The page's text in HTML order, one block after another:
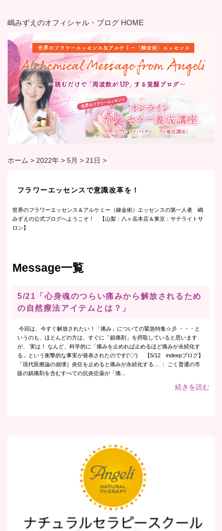
嶋みずえのオフィシャル・ブログ HOME
ホーム > 2022年 > 5月 > 21日 >
フラワーエッセンスで意識改革を！
世界のフラワーエッセンス＆アルケミー（錬金術）エッセンスの第一人者 嶋
みずえの公式ブログへようこそ！ 【山梨：八ヶ岳本店＆東京：サテライトサ
ロン】
Message一覧
5/21「心身魂のつらい痛みから解放されるため
の自然療法アイテムとは？」
今回は、今すぐ解放されたい！「痛み」についての緊急特集☆彡 ・・・と
いうのも、ほとんどの方は、すぐに「鎮痛剤」を摂取していると思います
が、 実は！ なんど、科学的に「痛みを止めれば止めるほど痛みが永続化す
る」という衝撃的な事実が発表されたのです('◇')ゞ 【5/12 indeepブログ】
「現代医療論の崩壊］炎症を止めると痛みが永続化する… ： ごく普通の市
販の鎮痛剤を含むすべての抗炎症薬が「痛...
続きを読む